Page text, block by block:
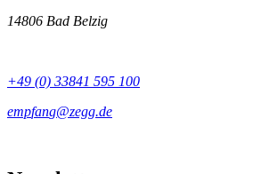
14806 Bad Belzig
+49 (0) 33841 595 100